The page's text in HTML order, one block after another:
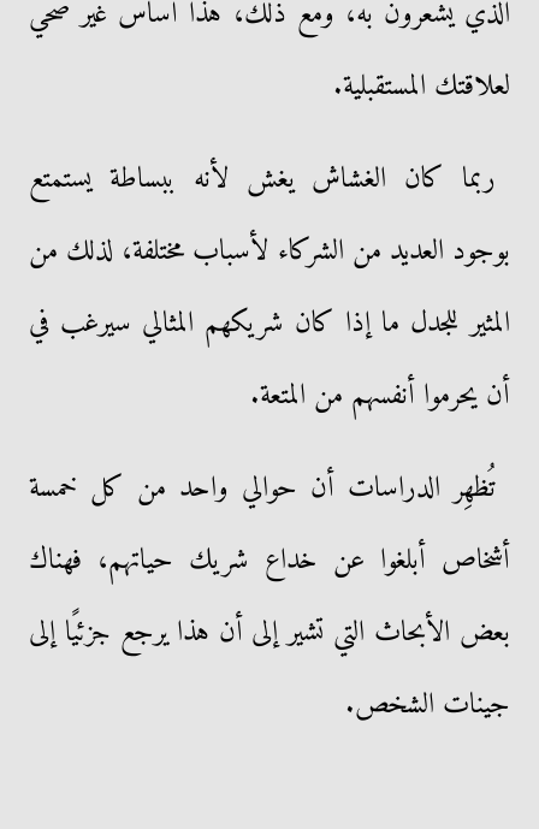
الذي يشعرون به، ومع ذلك، هذا أساس غير صحي
لعلاقتك المستقبلية.
ربما كان الغشاش يغش لأنه ببساطة يستمتع
بوجود العديد من الشركاء لأسباب مختلفة، لذلك من
المثير للجدل ما إذا كان شريكهم المثالي سيرغب في
أن يحرموا أنفسهم من المتعة.
تُظهِر الدراسات أن حوالي واحد من كل خمسة
أشخاص أبلغوا عن خداع شريك حياتهم، فهناك
بعض الأبحاث التي تشير إلى أن هذا يرجع جزئيًا إلى
جينات الشخص.